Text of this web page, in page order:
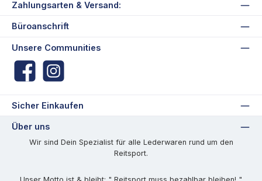
Unsere Communities
FacebookInstagram
Zahlungsarten & Versand:
Büroanschrift
Sicher Einkaufen
Über uns
Wir sind Dein Spezialist für alle Lederwaren rund um den
Reitsport.